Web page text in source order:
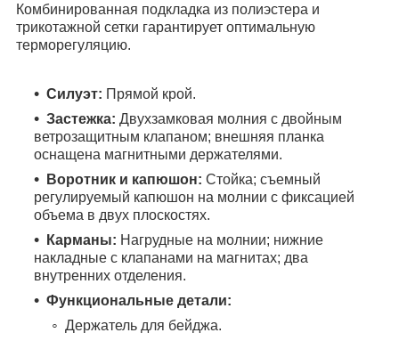
Комбинированная подкладка из полиэстера и
трикотажной сетки гарантирует оптимальную
терморегуляцию.
Силуэт: Прямой крой.
Застежка: Двухзамковая молния с двойным
ветрозащитным клапаном; внешняя планка
оснащена магнитными держателями.
Воротник и капюшон: Стойка; съемный
регулируемый капюшон на молнии с фиксацией
объема в двух плоскостях.
Карманы: Нагрудные на молнии; нижние
накладные с клапанами на магнитах; два
внутренних отделения.
Функциональные детали:
Держатель для бейджа.